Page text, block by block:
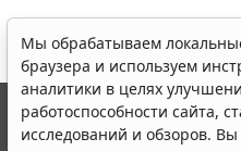
Мы обрабатываем
браузера и используем
аналитики в целях
работоспособности сайта,
исследований и обзоров.
© ООО "НПП "ГАРАНТ-